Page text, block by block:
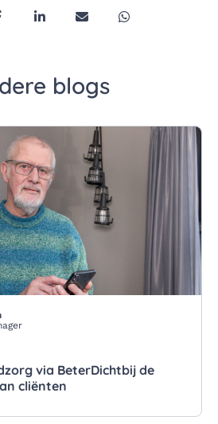
pagina via Twitter/X
deze pagina op Facebook
Deel deze pagina op
Deel deze pagina via
Deel deze
blogs
via BeterDichtbij de
cliënten